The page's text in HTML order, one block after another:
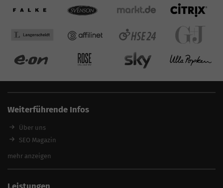
Weiterführende Infos
Über uns
SEO Magazin
SEO-Pakete
mehr anzeigen
Leistungen